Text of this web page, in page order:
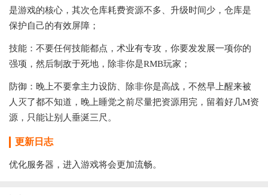
是游戏的核心，其次仓库耗费资源不多、升级时间少，仓库是
保护自己的有效屏障；
技能：不要任何技能都点，术业有专攻，你要发发展一项你的
强项，然后制敌于死地，除非你是RMB玩家；
防御：晚上不要拿主力设防、除非你是高战，不然早上醒来被
人灭了都不知道，晚上睡觉之前尽量把资源用完，留着好几M资
源，只能让别人垂涎三尺。
更新日志
优化服务器，进入游戏将会更加流畅。